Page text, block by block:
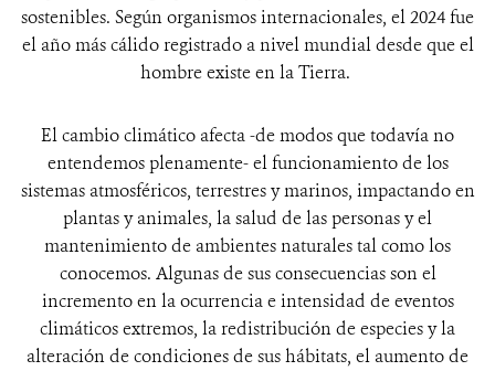
sostenibles. Según organismos internacionales, el 2024 fue
el año más cálido registrado a nivel mundial desde que el
hombre existe en la Tierra.
El cambio climático afecta -de modos que todavía no
entendemos plenamente- el funcionamiento de los
sistemas atmosféricos, terrestres y marinos, impactando en
plantas y animales, la salud de las personas y el
mantenimiento de ambientes naturales tal como los
conocemos. Algunas de sus consecuencias son el
incremento en la ocurrencia e intensidad de eventos
climáticos extremos, la redistribución de especies y la
alteración de condiciones de sus hábitats, el aumento de